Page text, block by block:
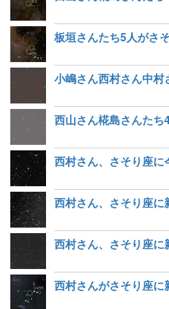
板垣さんたち5人がさ
小嶋さん西村さん中
西村さん、さそり座
西村さん、さそり座に
西村さん、さそり座に
西村さんがさそり座に